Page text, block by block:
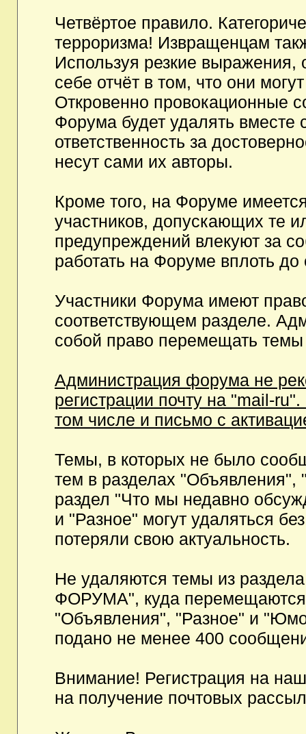
Четвёртое правило.
терроризма! Извращенцам
Используя резкие выражения,
себе отчёт в том, что они
Откровенно провокационные
Форума будет удалять вместе
ответственность за
несут сами их авторы.
Кроме того, на Форуме
участников, допускающих те
предупреждений влекуют за
работать на Форуме вплоть
Участники Форума имеют
соответствующем разделе.
собой право перемещать темы
Администрация форума не
регистрации почту на "mail-
том числе и письмо с
Темы, в которых не было
тем в разделах
раздел "Что мы недавно
и "Разное" могут удаляться
потеряли свою актуальность.
Не удаляются темы из
ФОРУМА", куда перемещаются
"Объявления", "Разное" и
подано не менее 400
Внимание! Регистрация на
на получение почтовых